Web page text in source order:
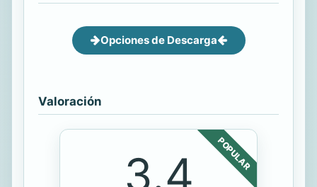
Opciones de Descarga
Valoración
POPULAR
3.4